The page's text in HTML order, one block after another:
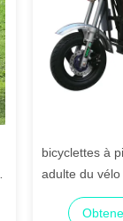
bicyclettes à
adulte du
électrique